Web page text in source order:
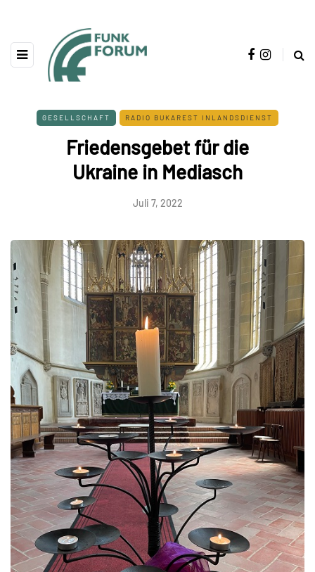
GESELLSCHAFT RADIO BUKAREST INLANDSDIENST
Friedensgebet für die
Ukraine in Mediasch
Juli 7, 2022